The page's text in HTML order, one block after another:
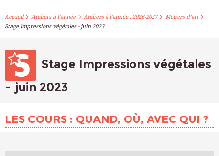
PARIS ATELIERS
ATELIERS À L’ANNÉE
S’INSCRIRE
Accueil> Ateliers à l’année> Ateliers à l’année : 2026-2027> Métiers d’art>
Stage Impressions végétales - juin 2023
Stage Impressions végétales
- juin 2023
LES COURS : QUAND, OÙ, AVEC QUI ?